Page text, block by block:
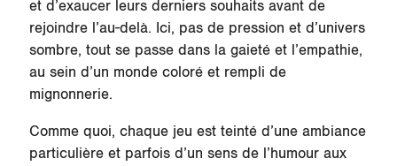
et d’exaucer leurs derniers souhaits avant de
rejoindre l’au-delà. Ici, pas de pression et d’univers
sombre, tout se passe dans la gaieté et l’empathie,
au sein d’un monde coloré et rempli de
mignonnerie.
Comme quoi, chaque jeu est teinté d’une ambiance
particulière et parfois d’un sens de l’humour aux